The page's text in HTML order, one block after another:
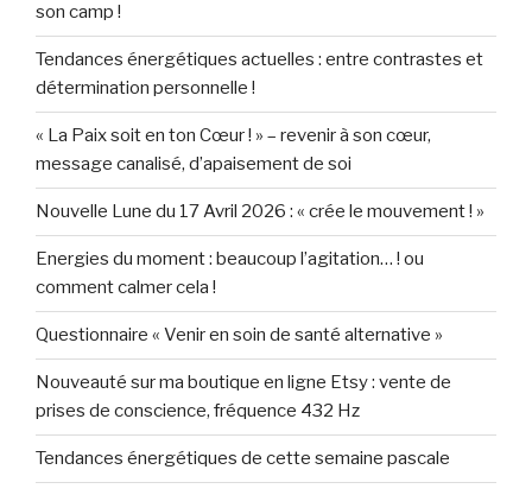
son camp !
Tendances énergétiques actuelles : entre contrastes et
détermination personnelle !
« La Paix soit en ton Cœur ! » – revenir à son cœur,
message canalisé, d’apaisement de soi
Nouvelle Lune du 17 Avril 2026 : « crée le mouvement ! »
Energies du moment : beaucoup l’agitation… ! ou
comment calmer cela !
Questionnaire « Venir en soin de santé alternative »
Nouveauté sur ma boutique en ligne Etsy : vente de
prises de conscience, fréquence 432 Hz
Tendances énergétiques de cette semaine pascale